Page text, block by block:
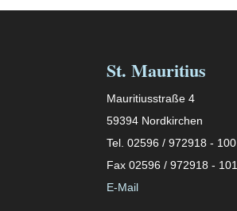
St. Mauritius
Mauritiusstraße 4
59394 Nordkirchen
Tel. 02596 / 972918 - 100
Fax 02596 / 972918 - 101
E-Mail